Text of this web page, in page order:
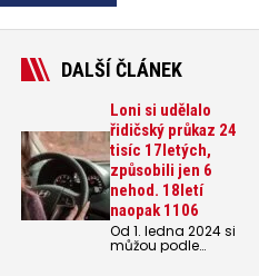
DALŠÍ ČLÁNEK
Loni si udělalo
řidičský průkaz 24
tisíc 17letých,
způsobili jen 6
nehod. 18letí
naopak 1106
Od 1. ledna 2024 si
můžou podle